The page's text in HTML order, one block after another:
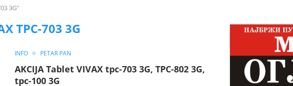
3G"
TPC-703 3G
INFO PETAR PAN
AKCIJA Tablet VIVAX tpc-703 3G, TPC-802 3G,
tpc-100 3G